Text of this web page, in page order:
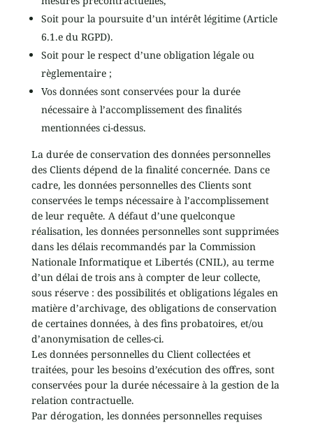
Soit pour la poursuite d’un intérêt légitime (Article
6.1.e du RGPD).
Soit pour le respect d’une obligation légale ou
règlementaire ;
Vos données sont conservées pour la durée
nécessaire à l’accomplissement des finalités
mentionnées ci-dessus.
La durée de conservation des données personnelles
des Clients dépend de la finalité concernée. Dans ce
cadre, les données personnelles des Clients sont
conservées le temps nécessaire à l’accomplissement
de leur requête. A défaut d’une quelconque
réalisation, les données personnelles sont supprimées
dans les délais recommandés par la Commission
Nationale Informatique et Libertés (CNIL), au terme
d’un délai de trois ans à compter de leur collecte,
sous réserve : des possibilités et obligations légales en
matière d’archivage, des obligations de conservation
de certaines données, à des fins probatoires, et/ou
d’anonymisation de celles-ci.
Les données personnelles du Client collectées et
traitées, pour les besoins d’exécution des offres, sont
conservées pour la durée nécessaire à la gestion de la
relation contractuelle.
Par dérogation, les données personnelles requises